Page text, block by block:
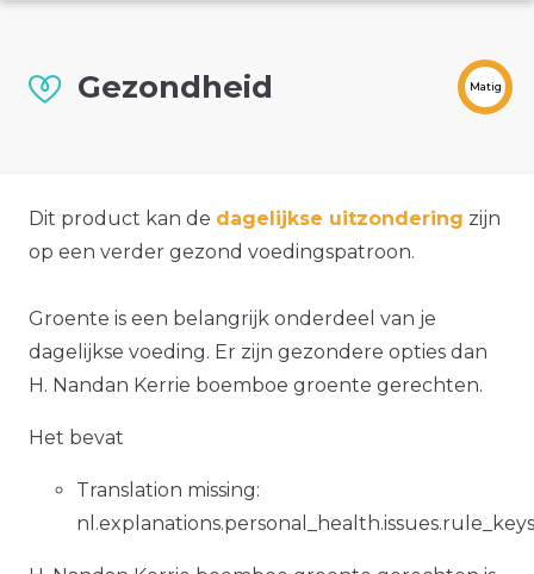
Gezondheid Matig
Dit product kan de dagelijkse uitzondering zijn
op een verder gezond voedingspatroon.
Groente is een belangrijk onderdeel van je
dagelijkse voeding. Er zijn gezondere opties dan
H. Nandan Kerrie boemboe groente gerechten.
Het bevat
Translation missing: